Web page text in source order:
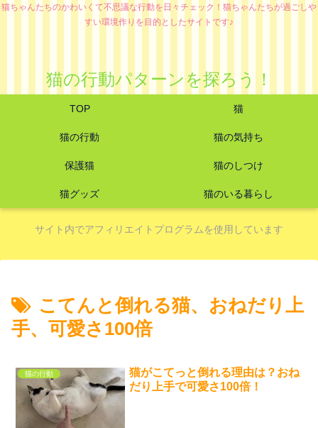
猫ちゃんたちのかわいくて不思議な行動を日々チェック！猫ちゃんたちが過ごしや
すい環境作りを目的としたサイトです♪
猫の行動パターンを探ろう！
TOP 猫
猫の行動 猫の気持ち
保護猫 猫のしつけ
猫グッズ 猫のいる暮らし
サイト内でアフィリエイトプログラムを使用しています
こてんと倒れる猫、おねだり上
手、可愛さ100倍
猫の行動
猫がこてっと倒れる理由は？おね
だり上手で可愛さ100倍！